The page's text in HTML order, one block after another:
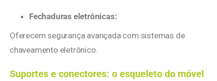
Fechaduras eletrônicas:
Oferecem segurança avançada com sistemas de
chaveamento eletrônico.
Suportes e conectores: o esqueleto do móvel